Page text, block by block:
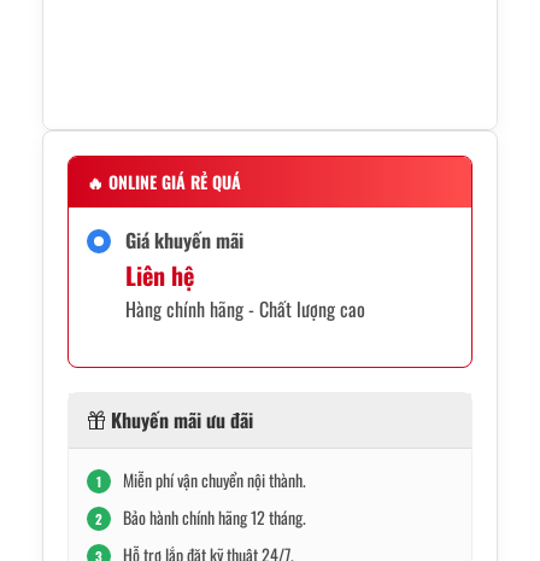
🔥 ONLINE GIÁ RẺ QUÁ
Giá khuyến mãi
Liên hệ
Hàng chính hãng - Chất lượng cao
Khuyến mãi ưu đãi
1 Miễn phí vận chuyển nội thành.
2 Bảo hành chính hãng 12 tháng.
3 Hỗ trợ lắp đặt kỹ thuật 24/7.